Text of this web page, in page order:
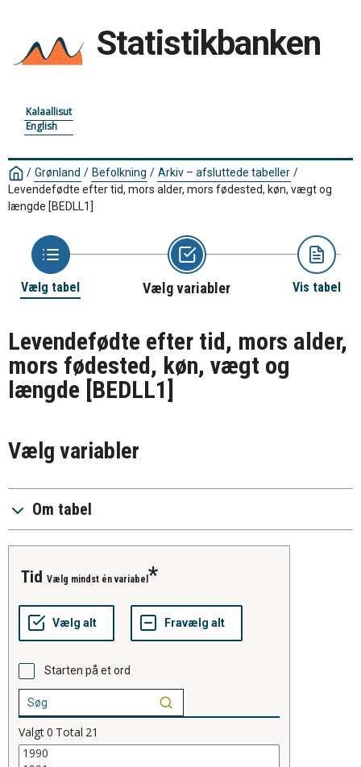
Statistikbanken
Kalaallisut
English
/ Grønland / Befolkning / Arkiv – afsluttede tabeller /
Levendefødte efter tid, mors alder, mors fødested, køn, vægt og
længde [BEDLL1]
Vælg tabel Vælg variabler Vis tabel
Levendefødte efter tid, mors alder,
mors fødested, køn, vægt og
længde [BEDLL1]
Vælg variabler
Om tabel
tid Vælg mindst én variabel
Starten på et ord
Valgt0 Total 21